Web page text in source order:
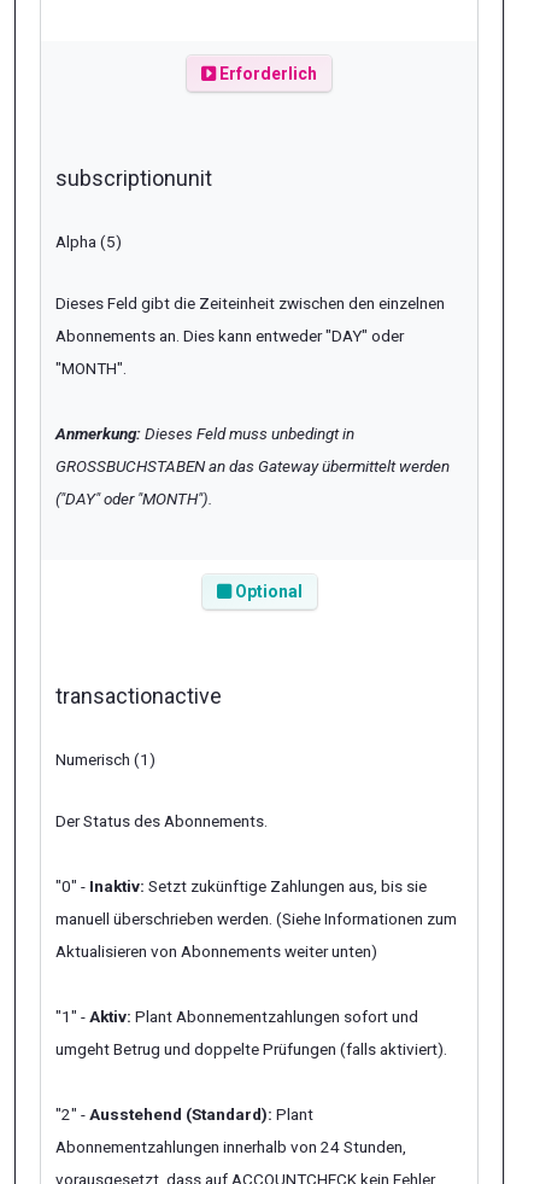
Erforderlich
subscriptionunit
Alpha (5)
Dieses Feld gibt die Zeiteinheit zwischen den einzelnen
Abonnements an. Dies kann entweder "DAY" oder
"MONTH".
Anmerkung:Dieses Feld muss unbedingt in
GROSSBUCHSTABEN an das Gateway übermittelt werden
("DAY" oder "MONTH").
Optional
transactionactive
Numerisch (1)
Der Status des Abonnements.
"0" - Inaktiv: Setzt zukünftige Zahlungen aus, bis sie
manuell überschrieben werden. (Siehe Informationen zum
Aktualisieren von Abonnements weiter unten)
"1" -Aktiv: Plant Abonnementzahlungen sofort und
umgehtBetrug und doppeltePrüfungen (falls aktiviert).
"2" -Ausstehend (Standard): Plant
Abonnementzahlungen innerhalb von 24 Stunden,
vorausgesetzt, dass auf ACCOUNTCHECK kein Fehler